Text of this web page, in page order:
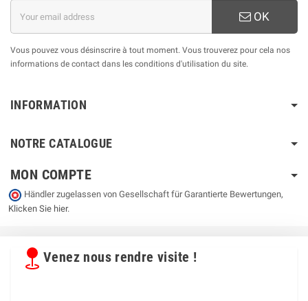
OK
Vous pouvez vous désinscrire à tout moment. Vous trouverez pour cela nos
informations de contact dans les conditions d'utilisation du site.
INFORMATION
NOTRE CATALOGUE
MON COMPTE
Händler zugelassen von Gesellschaft für Garantierte Bewertungen,
Klicken Sie hier.
Venez nous rendre visite !